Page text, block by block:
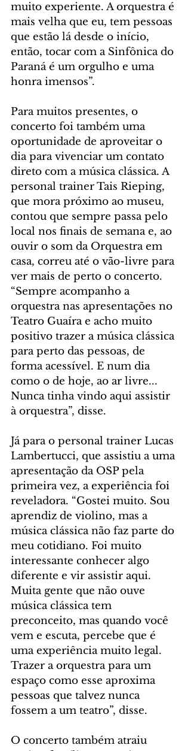
muito experiente. A orquestra é
mais velha que eu, tem pessoas
que estão lá desde o início,
então, tocar com a Sinfônica do
Paraná é um orgulho e uma
honra imensos”.
Para muitos presentes, o
concerto foi também uma
oportunidade de aproveitar o
dia para vivenciar um contato
direto com a música clássica. A
personal trainer Tais Rieping,
que mora próximo ao museu,
contou que sempre passa pelo
local nos finais de semana e, ao
ouvir o som da Orquestra em
casa, correu até o vão-livre para
ver mais de perto o concerto.
“Sempre acompanho a
orquestra nas apresentações no
Teatro Guaíra e acho muito
positivo trazer a música clássica
para perto das pessoas, de
forma acessível. E num dia
como o de hoje, ao ar livre...
Nunca tinha vindo aqui assistir
à orquestra”, disse.
Já para o personal trainer Lucas
Lambertucci, que assistiu a uma
apresentação da OSP pela
primeira vez, a experiência foi
reveladora. “Gostei muito. Sou
aprendiz de violino, mas a
música clássica não faz parte do
meu cotidiano. Foi muito
interessante conhecer algo
diferente e vir assistir aqui.
Muita gente que não ouve
música clássica tem
preconceito, mas quando você
vem e escuta, percebe que é
uma experiência muito legal.
Trazer a orquestra para um
espaço como esse aproxima
pessoas que talvez nunca
fossem a um teatro”, disse.
O concerto também atraiu